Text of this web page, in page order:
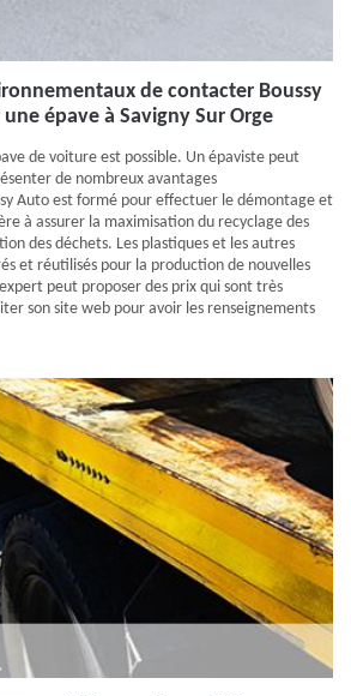
de contacter Boussy
épave à Savigny Sur Orge
de voiture est possible. Un épaviste peut
de nombreux avantages
Auto est formé pour effectuer le démontage et
à assurer la maximisation du recyclage des
des déchets. Les plastiques et les autres
et réutilisés pour la production de nouvelles
peut proposer des prix qui sont très
son site web pour avoir les renseignements